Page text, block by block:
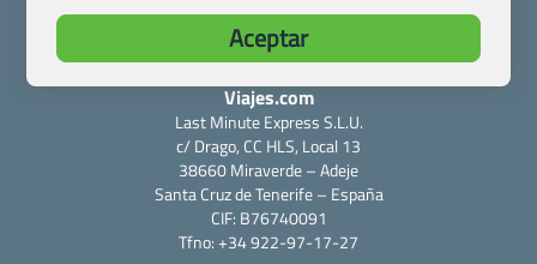
Política de privacidad y cookies
Transparencia
Todas las páginas – sitemap
Viajes.com
Last Minute Express S.L.U.
c/ Drago, CC HLS, Local 13
38660 Miraverde – Adeje
Santa Cruz de Tenerife – España
CIF: B76740091
Tfno: +34 922-97-17-27
Aceptar